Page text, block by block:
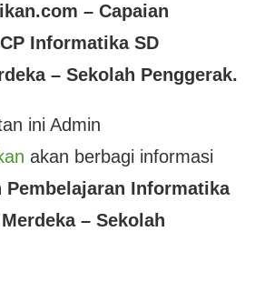
– Capaian
Informatika SD
– Sekolah Penggerak.
ini Admin
akan berbagi informasi
Pembelajaran Informatika
– Sekolah